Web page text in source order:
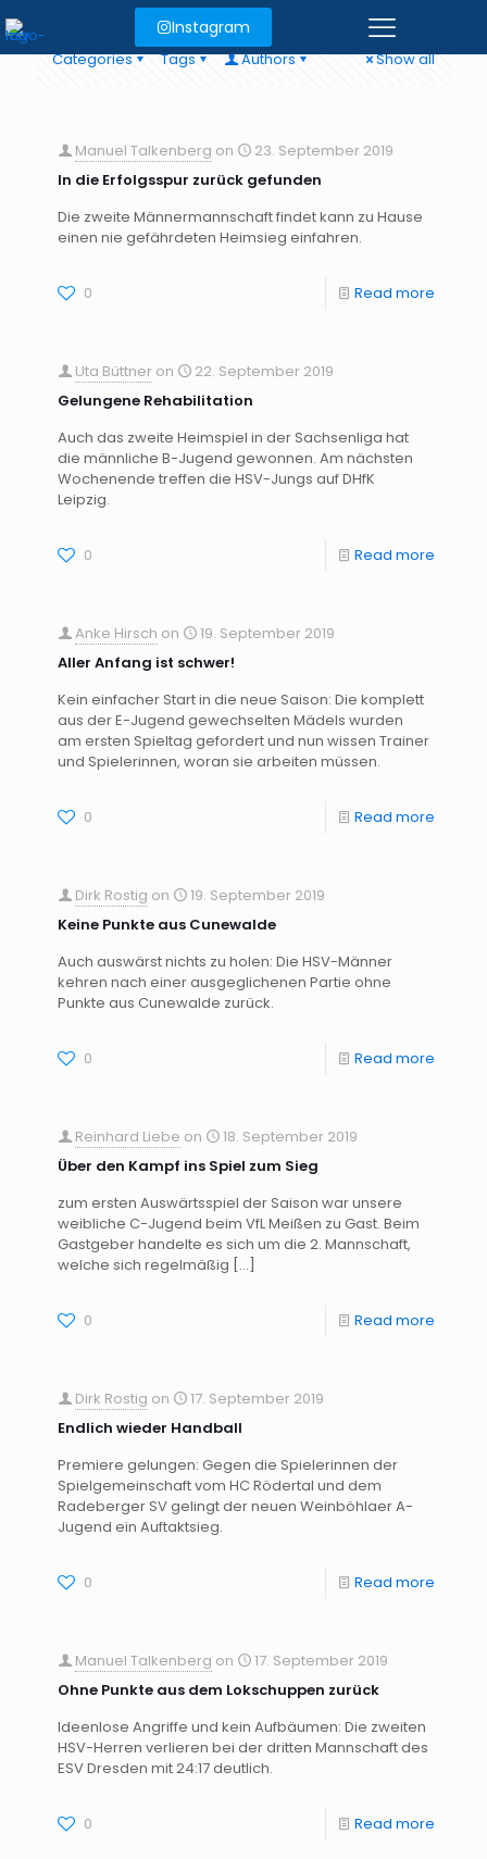
Instagram
Categories Tags Authors Show all
Manuel Talkenberg on
23. September 2019
In die Erfolgsspur zurück gefunden
Die zweite Männermannschaft findet kann zu Hause
einen nie gefährdeten Heimsieg einfahren.
0 Read more
Uta Büttner on
22. September 2019
Gelungene Rehabilitation
Auch das zweite Heimspiel in der Sachsenliga hat
die männliche B-Jugend gewonnen. Am nächsten
Wochenende treffen die HSV-Jungs auf DHfK
Leipzig.
0 Read more
Anke Hirsch on
19. September 2019
Aller Anfang ist schwer!
Kein einfacher Start in die neue Saison: Die komplett
aus der E-Jugend gewechselten Mädels wurden
am ersten Spieltag gefordert und nun wissen Trainer
und Spielerinnen, woran sie arbeiten müssen.
0 Read more
Dirk Rostig on
19. September 2019
Keine Punkte aus Cunewalde
Auch auswärst nichts zu holen: Die HSV-Männer
kehren nach einer ausgeglichenen Partie ohne
Punkte aus Cunewalde zurück.
0 Read more
Reinhard Liebe on
18. September 2019
Über den Kampf ins Spiel zum Sieg
zum ersten Auswärtsspiel der Saison war unsere
weibliche C-Jugend beim VfL Meißen zu Gast. Beim
Gastgeber handelte es sich um die 2. Mannschaft,
welche sich regelmäßig […]
0 Read more
Dirk Rostig on
17. September 2019
Endlich wieder Handball
Premiere gelungen: Gegen die Spielerinnen der
Spielgemeinschaft vom HC Rödertal und dem
Radeberger SV gelingt der neuen Weinböhlaer A-
Jugend ein Auftaktsieg.
0 Read more
Manuel Talkenberg on
17. September 2019
Ohne Punkte aus dem Lokschuppen zurück
Ideenlose Angriffe und kein Aufbäumen: Die zweiten
HSV-Herren verlieren bei der dritten Mannschaft des
ESV Dresden mit 24:17 deutlich.
0 Read more